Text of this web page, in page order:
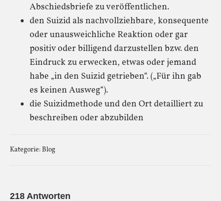
Abschiedsbriefe zu veröffentlichen.
den Suizid als nachvollziehbare, konsequente
oder unausweichliche Reaktion oder gar
positiv oder billigend darzustellen bzw. den
Eindruck zu erwecken, etwas oder jemand
habe „in den Suizid getrieben“. („Für ihn gab
es keinen Ausweg“).
die Suizidmethode und den Ort detailliert zu
beschreiben oder abzubilden
Kategorie:Blog
218 Antworten